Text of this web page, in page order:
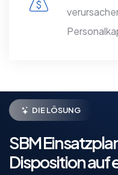
DIE LÖSUNG
SBM
Disposition auf